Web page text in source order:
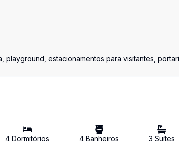
estacionamentos para visitantes,
4 Dormitórios 4 Banheiros 3 Suítes